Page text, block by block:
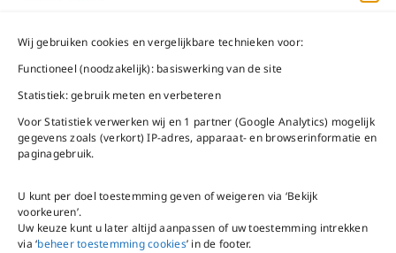
Wij gebruiken cookies en vergelijkbare technieken voor:
Functioneel (noodzakelijk): basiswerking van de site
Statistiek: gebruik meten en verbeteren
Voor Statistiek verwerken wij en 1 partner (Google Analytics) mogelijk
gegevens zoals (verkort) IP-adres, apparaat- en browserinformatie en
paginagebruik.
U kunt per doel toestemming geven of weigeren via ‘Bekijk
voorkeuren’.
Uw keuze kunt u later altijd aanpassen of uw toestemming intrekken
via ‘beheer toestemming cookies’ in de footer.
Bel ons
Mail ons
Na openingstijden
bereikbaar via
5020480
VNC Statuten
version